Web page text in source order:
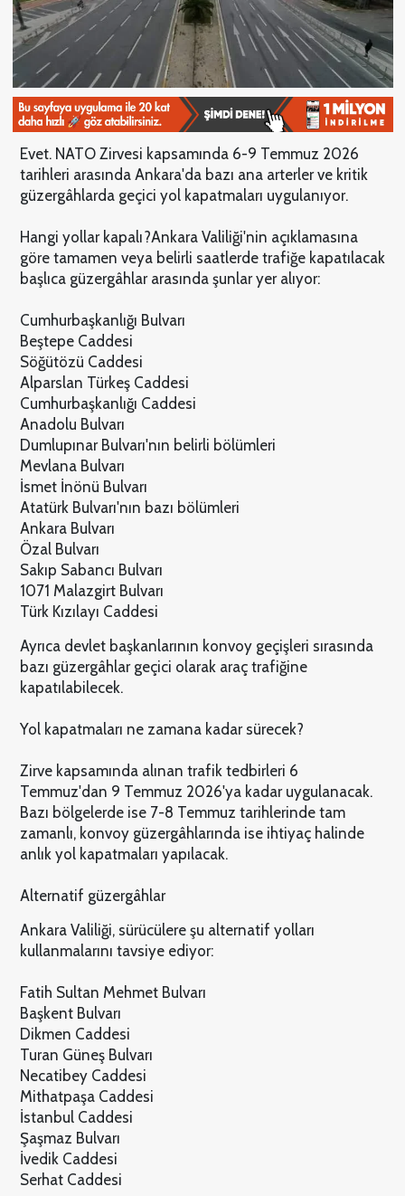
Evet. NATO Zirvesi kapsamında 6-9 Temmuz 2026
tarihleri arasında Ankara'da bazı ana arterler ve kritik
güzergâhlarda geçici yol kapatmaları uygulanıyor.
Hangi yollar kapalı?Ankara Valiliği'nin açıklamasına
göre tamamen veya belirli saatlerde trafiğe kapatılacak
başlıca güzergâhlar arasında şunlar yer alıyor:
Cumhurbaşkanlığı Bulvarı
Beştepe Caddesi
Söğütözü Caddesi
Alparslan Türkeş Caddesi
Cumhurbaşkanlığı Caddesi
Anadolu Bulvarı
Dumlupınar Bulvarı'nın belirli bölümleri
Mevlana Bulvarı
İsmet İnönü Bulvarı
Atatürk Bulvarı'nın bazı bölümleri
Ankara Bulvarı
Özal Bulvarı
Sakıp Sabancı Bulvarı
1071 Malazgirt Bulvarı
Türk Kızılayı Caddesi
Ayrıca devlet başkanlarının konvoy geçişleri sırasında
bazı güzergâhlar geçici olarak araç trafiğine
kapatılabilecek.
Yol kapatmaları ne zamana kadar sürecek?
Zirve kapsamında alınan trafik tedbirleri 6
Temmuz'dan 9 Temmuz 2026'ya kadar uygulanacak.
Bazı bölgelerde ise 7-8 Temmuz tarihlerinde tam
zamanlı, konvoy güzergâhlarında ise ihtiyaç halinde
anlık yol kapatmaları yapılacak.
Alternatif güzergâhlar
Ankara Valiliği, sürücülere şu alternatif yolları
kullanmalarını tavsiye ediyor:
Fatih Sultan Mehmet Bulvarı
Başkent Bulvarı
Dikmen Caddesi
Turan Güneş Bulvarı
Necatibey Caddesi
Mithatpaşa Caddesi
İstanbul Caddesi
Şaşmaz Bulvarı
İvedik Caddesi
Serhat Caddesi